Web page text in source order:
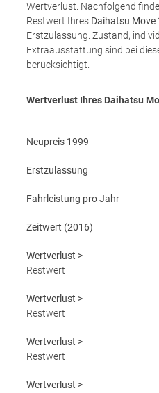
Wertverlust. Nachfolgend
Restwert Ihres Daihatsu Move
Erstzulassung. Zustand,
Extraausstattung sind bei
berücksichtigt.
Wertverlust Ihres Daihatsu
Neupreis 1999
Erstzulassung
Fahrleistung pro Jahr
Zeitwert (2016)
Wertverlust >
Restwert
Wertverlust >
Restwert
Wertverlust >
Restwert
Wertverlust >